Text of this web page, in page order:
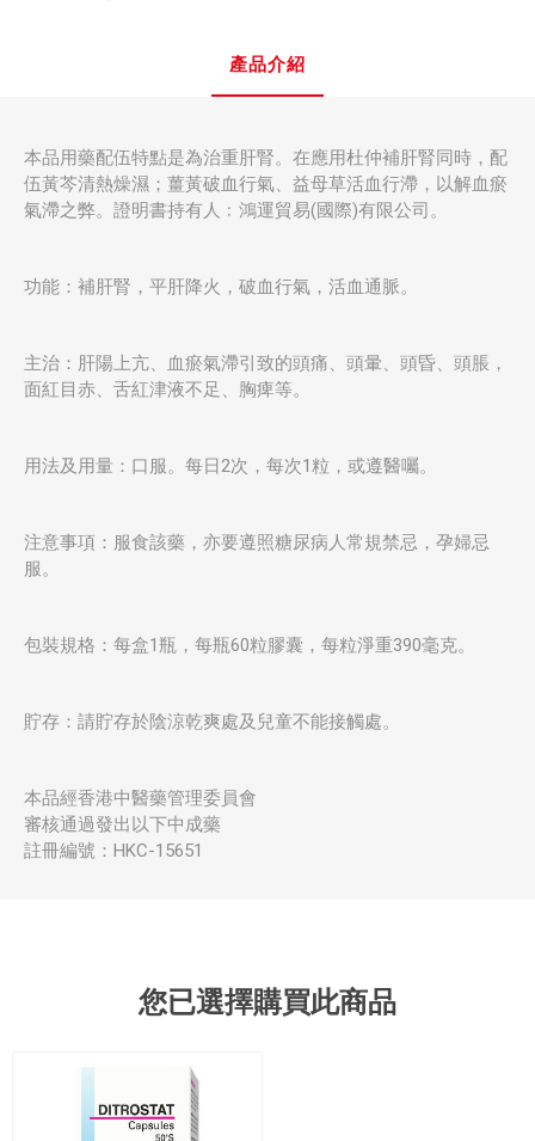
產品介紹
本品用藥配伍特點是為治重肝腎。在應用杜仲補肝腎同時，配
伍黃芩清熱燥濕；薑黃破血行氣、益母草活血行滯，以解血瘀
氣滯之弊。證明書持有人﹕鴻運貿易(國際)有限公司。
功能：補肝腎，平肝降火，破血行氣，活血通脈。
主治：肝陽上亢、血瘀氣滯引致的頭痛、頭暈、頭昏、頭脹，
面紅目赤、舌紅津液不足、胸痺等。
用法及用量：口服。每日2次，每次1粒，或遵醫囑。
注意事項：服食該藥，亦要遵照糖尿病人常規禁忌，孕婦忌
服。
包裝規格：每盒1瓶，每瓶60粒膠囊，每粒淨重390毫克。
貯存：請貯存於陰涼乾爽處及兒童不能接觸處。
本品經香港中醫藥管理委員會
審核通過發出以下中成藥
註冊編號：HKC-15651
您已選擇購買此商品